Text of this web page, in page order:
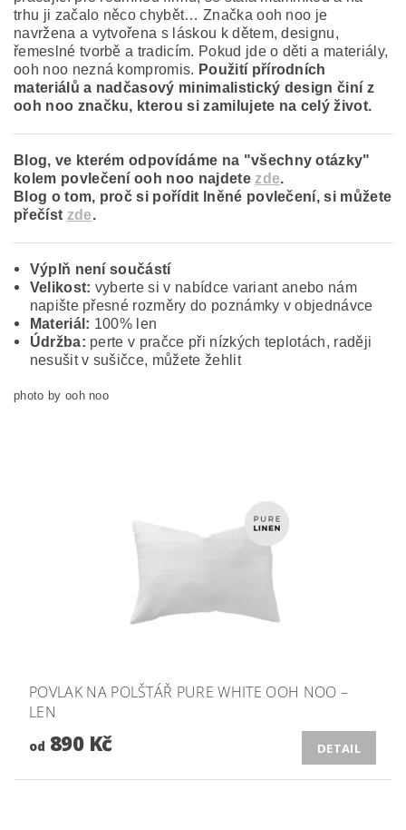
trhu ji začalo něco chybět… Značka ooh noo je
navržena a vytvořena s láskou k dětem, designu,
řemeslné tvorbě a tradicím. Pokud jde o děti a materiály,
ooh noo nezná kompromis. Použití přírodních
materiálů a nadčasový minimalistický design činí z
ooh noo značku, kterou si zamilujete na celý život.
Blog, ve kterém odpovídáme na "všechny otázky"
kolem povlečení ooh noo najdete zde.
Blog o tom, proč si pořídit lněné povlečení, si můžete
přečíst zde.
Výplň není součástí
Velikost: vyberte si v nabídce variant anebo nám
napište přesné rozměry do poznámky v objednávce
Materiál: 100% len
Údržba: perte v pračce při nízkých teplotách, raději
nesušit v sušičce, můžete žehlit
photo by ooh noo
POVLAK NA POLŠTÁŘ PURE WHITE OOH NOO –
LEN
od 890 Kč DETAIL